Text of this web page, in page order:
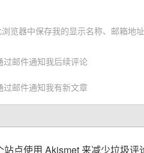
览器中保存我的显示名称、邮箱地
过邮件通知我后续评论
过邮件通知我有新文章
站点使用 Akismet 来减少垃圾评